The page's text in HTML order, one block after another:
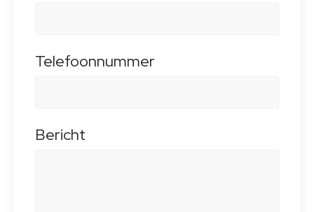
Telefoonnummer
Bericht